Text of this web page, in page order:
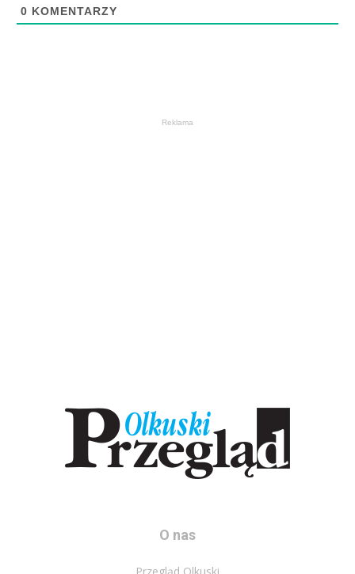
0 KOMENTARZY
Reklama
O nas